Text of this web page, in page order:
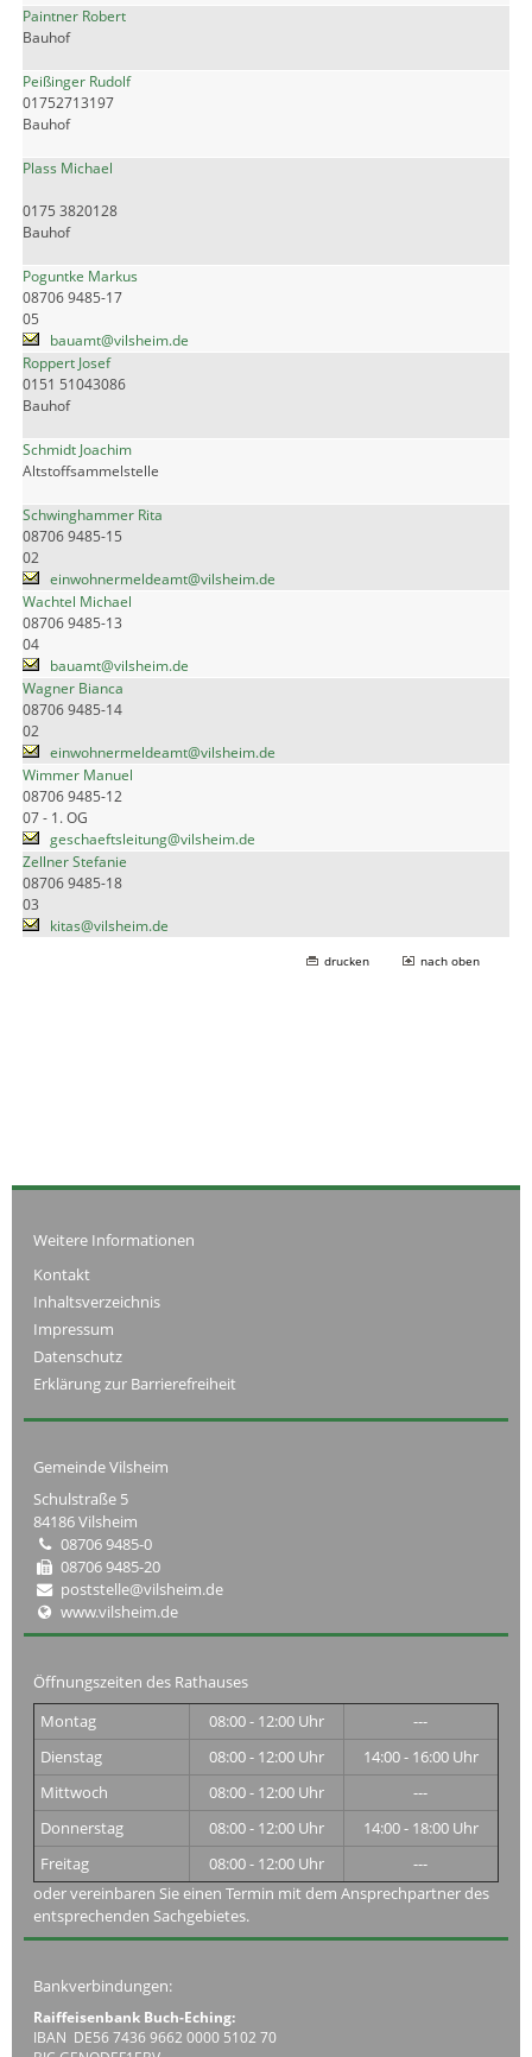
Paintner Robert
Bauhof
Peißinger Rudolf
01752713197
Bauhof
Plass Michael
0175 3820128
Bauhof
Poguntke Markus
08706 9485-17
05
bauamt@vilsheim.de
Roppert Josef
0151 51043086
Bauhof
Schmidt Joachim
Altstoffsammelstelle
Schwinghammer Rita
08706 9485-15
02
einwohnermeldeamt@vilsheim.de
Wachtel Michael
08706 9485-13
04
bauamt@vilsheim.de
Wagner Bianca
08706 9485-14
02
einwohnermeldeamt@vilsheim.de
Wimmer Manuel
08706 9485-12
07 - 1. OG
geschaeftsleitung@vilsheim.de
Zellner Stefanie
08706 9485-18
03
kitas@vilsheim.de
drucken nach oben
Weitere Informationen
Kontakt
Inhaltsverzeichnis
Impressum
Datenschutz
Erklärung zur Barrierefreiheit
Gemeinde Vilsheim
Schulstraße 5
84186 Vilsheim
08706 9485-0
08706 9485-20
poststelle@vilsheim.de
www.vilsheim.de
Öffnungszeiten des Rathauses
Montag
08:00 - 12:00 Uhr
---
Dienstag
08:00 - 12:00 Uhr
14:00 - 16:00 Uhr
Mittwoch
08:00 - 12:00 Uhr
---
Donnerstag
08:00 - 12:00 Uhr
14:00 - 18:00 Uhr
Freitag
08:00 - 12:00 Uhr
---
oder vereinbaren Sie einen Termin mit dem Ansprechpartner des
entsprechenden Sachgebietes.
Bankverbindungen:
Raiffeisenbank Buch-Eching:
IBAN DE56 7436 9662 0000 5102 70